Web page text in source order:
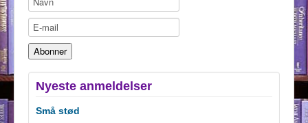
Nyeste anmeldelser
Små stød